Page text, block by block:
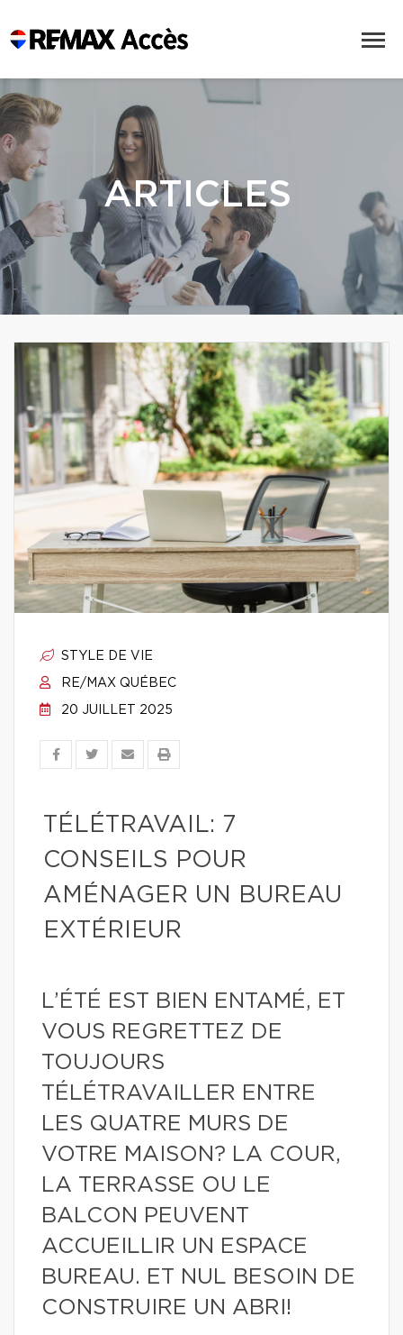
ARTICLES
STYLE DE VIE
RE/MAX QUÉBEC
20 JUILLET 2025
TÉLÉTRAVAIL: 7
CONSEILS POUR
AMÉNAGER UN BUREAU
EXTÉRIEUR
L’ÉTÉ EST BIEN ENTAMÉ, ET
VOUS REGRETTEZ DE
TOUJOURS
TÉLÉTRAVAILLER ENTRE
LES QUATRE MURS DE
VOTRE MAISON? LA COUR,
LA TERRASSE OU LE
BALCON PEUVENT
ACCUEILLIR UN ESPACE
BUREAU. ET NUL BESOIN DE
CONSTRUIRE UN ABRI!